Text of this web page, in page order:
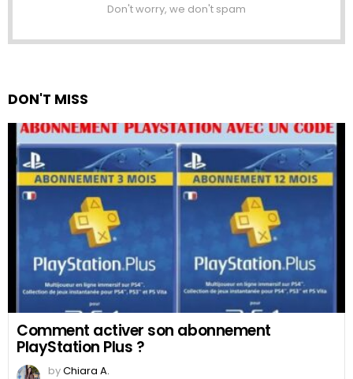
Don't worry, we don't spam
DON'T MISS
Comment activer son abonnement
PlayStation Plus ?
byChiara A.